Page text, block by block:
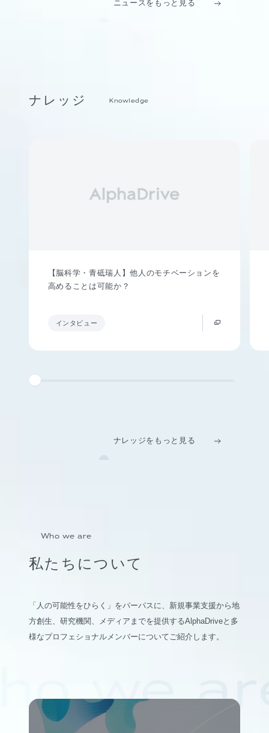
ニュースをもっと見る
ナレッジ Knowledge
【脳科学・青砥瑞人】他人のモチベーションを
高めることは可能か？
インタビュー
ナレッジをもっと見る
Who we are
私たちについて
「人の可能性をひらく」をパーパスに、新規事業支援から地
方創生、研究機関、メディアまでを提供するAlphaDriveと多
様なプロフェショナルメンバーについてご紹介します。